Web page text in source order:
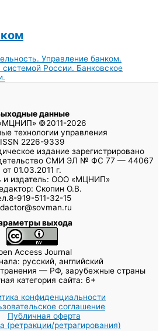
Управление банком.
системой России. Банковское
данные
©2011-2026
технологии управления
ISSN 2226-9339
издание зарегистрировано
СМИ ЭЛ № ФС 77 — 44067
от 01.03.2011 г.
и издатель: ООО «МЦНИП»
Скопин О.В.
919-511-32-15
выхода
Access Journal
русский, английский
— РФ, зарубежные страны
категория сайта: 6+
конфиденциальности
соглашение
Публичная оферта
(ретракции/ретрагирования)